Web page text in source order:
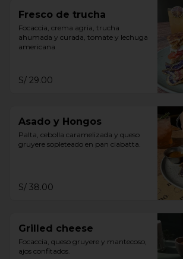
Fresco de trucha
Focaccia, crema agria, trucha
ahumada y curada, tomate y lechuga
americana
S/ 29.00
Asado y Hongos
Palta, cebolla caramelizada y queso
gruyere sopleteado en pan ciabatta.
S/ 38.00
Grilled cheese
Focaccia, queso gruyere y mantecoso,
ajos confitados.